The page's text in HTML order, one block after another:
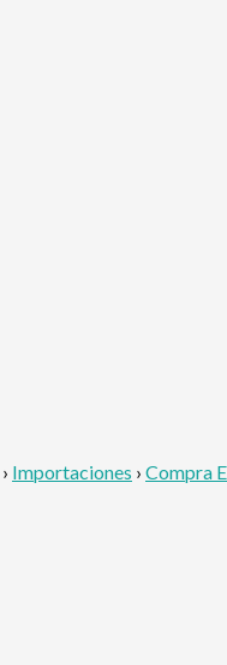
› Importaciones › Compra